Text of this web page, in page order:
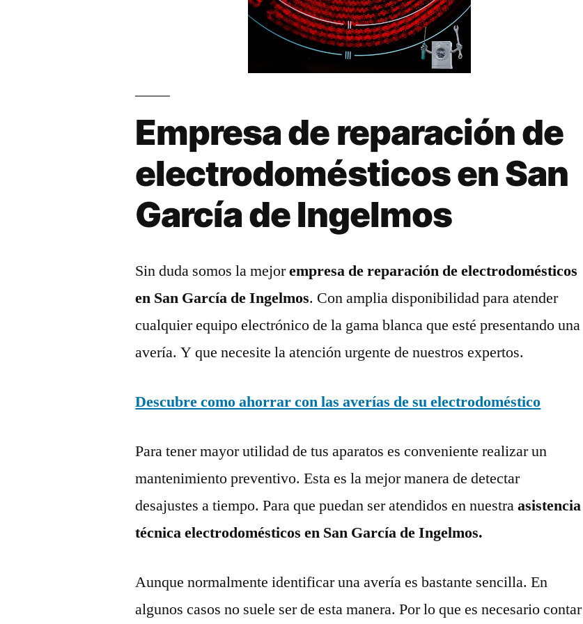
Empresa de reparación de
electrodomésticos en San
García de Ingelmos
Sin duda somos la mejorempresa de reparación de electrodomésticos
en San García de Ingelmos. Con amplia disponibilidad para atender
cualquier equipo electrónico de la gama blanca que esté presentando una
avería. Y que necesite la atención urgente de nuestros expertos.
Descubre como ahorrar con las averías de su electrodoméstico
Para tener mayor utilidad de tus aparatos es conveniente realizar un
mantenimiento preventivo. Esta es la mejor manera de detectar
desajustes a tiempo. Para que puedan ser atendidos en nuestraasistencia
técnica electrodomésticos en San García de Ingelmos.
Aunque normalmente identificar una avería es bastante sencilla. En
algunos casos no suele ser de esta manera. Por lo que es necesario contar